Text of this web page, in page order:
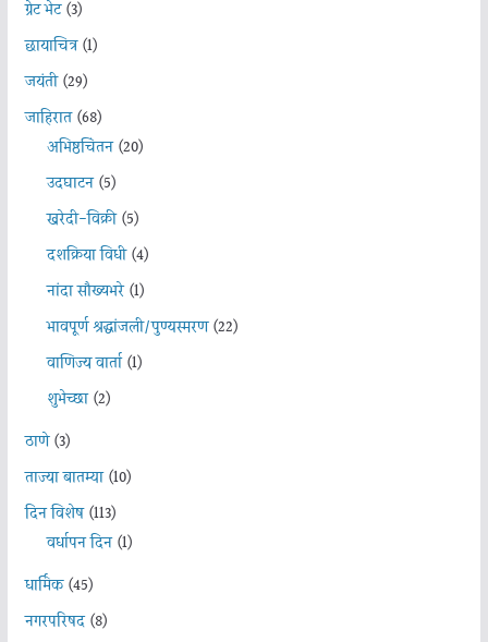
ग्रेट भेट(3)
छायाचित्र(1)
जयंती(29)
जाहिरात(68)
अभिष्ठचिंतन(20)
उदघाटन(5)
खरेदी-विक्री(5)
दशक्रिया विधी(4)
नांदा सौख्यभरे(1)
भावपूर्ण श्रद्धांजली/पुण्यस्मरण(22)
वाणिज्य वार्ता(1)
शुभेच्छा(2)
ठाणे(3)
ताज्या बातम्या(10)
दिन विशेष(113)
वर्धापन दिन(1)
धार्मिक(45)
नगरपरिषद(8)